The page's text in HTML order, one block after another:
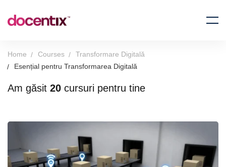
Home Courses
Transformare Digitală
Esențial pentru Transformarea Digitală
Am găsit 20 cursuri pentru tine